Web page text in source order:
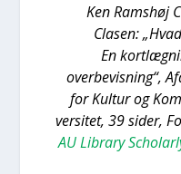
Ken Rams­høj
Cla­sen:
En
over­be­vis­ning“,
for Kul­tur og
ver­si­tet, 39 sider,
AU Library